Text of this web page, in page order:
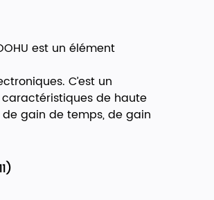
est un élément
C’est un
de haute
gain de temps, de gain